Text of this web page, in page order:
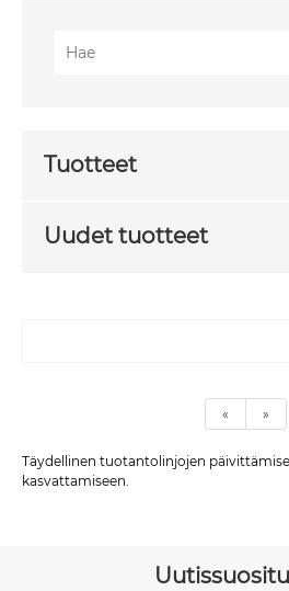
Tuotteet
Uudet tuotteet
« »
Täydellinen tuotantolinjojen
kasvattamiseen.